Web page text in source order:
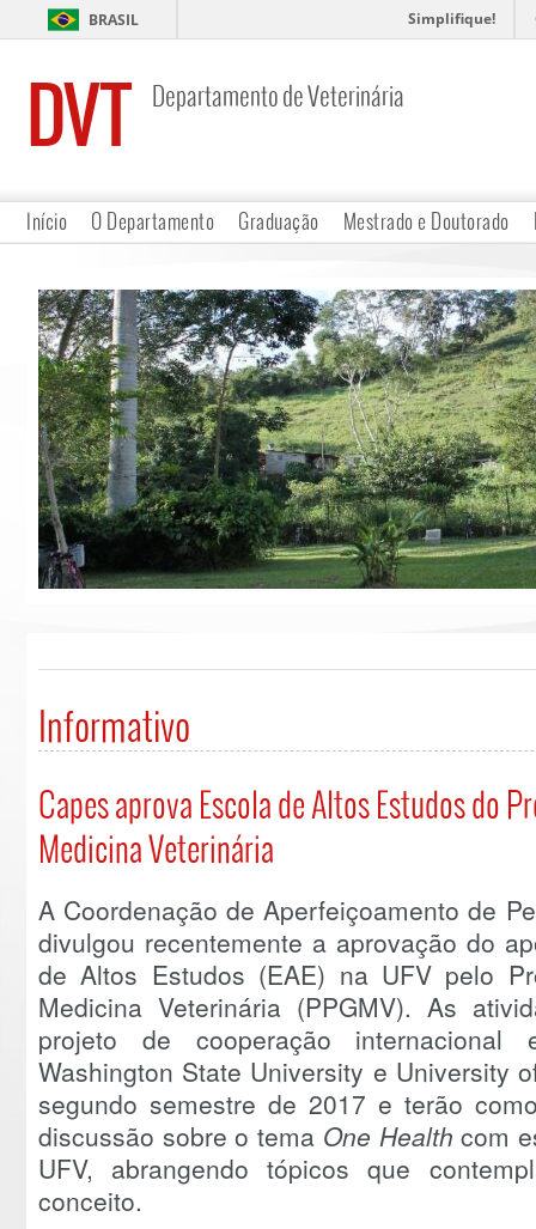
BRASIL Simplifique!
DVT Departamento de Veterinária
Início O Departamento Graduação Mestrado e Doutorado
Informativo
Capes aprova Escola de Altos Estudos do
Medicina Veterinária
A Coordenação de Aperfeiçoamento de
divulgou recentemente a aprovação do
de Altos Estudos (EAE) na UFV pelo
Medicina Veterinária (PPGMV). As
projeto de cooperação
Washington State University e University
segundo semestre de 2017 e terão
discussão sobre o tema One Health com
UFV, abrangendo tópicos que
conceito.